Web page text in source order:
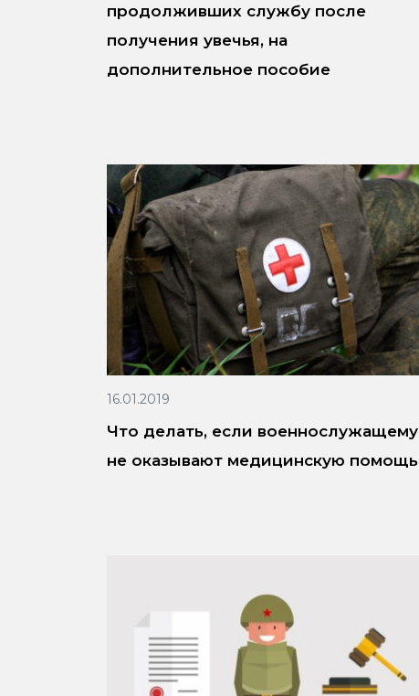
продолживших службу после
получения увечья, на
дополнительное пособие
16.01.2019
Что делать, если военнослужащему
не оказывают медицинскую помощь